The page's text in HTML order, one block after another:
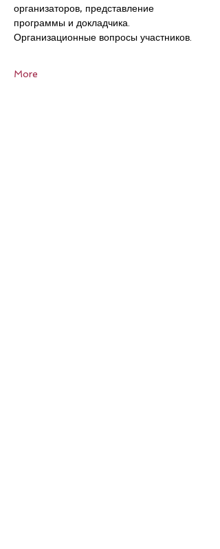
организаторов, представление
программы и докладчика.
Организационные вопросы участников.
More